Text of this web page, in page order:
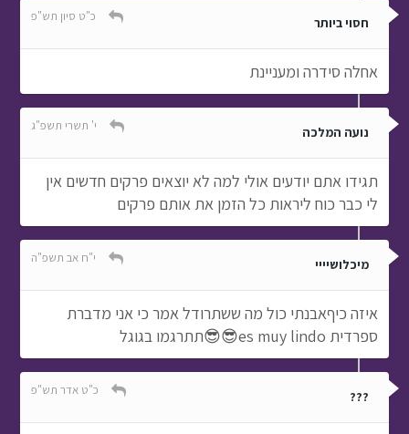
חסוי ביותר כ"ט סיון תש"פ
אחלה סידרה ומעניינת
נועה המלכה י' תשרי תשפ"ג
תגידו אתם יודעים אולי למה לא יוצאים פרקים חדשים אין
לי כבר כוח ליראות כל הזמן את אותם פרקים
מיכלושיייי י"ח אב תשפ"ה
איזה כיףאבנתי כול מה ששתרודל אמר כי אני מדברת
ספרדית es muy lindo😎😎תתרגמו בגוגל
??? כ"ט אדר תש"פ